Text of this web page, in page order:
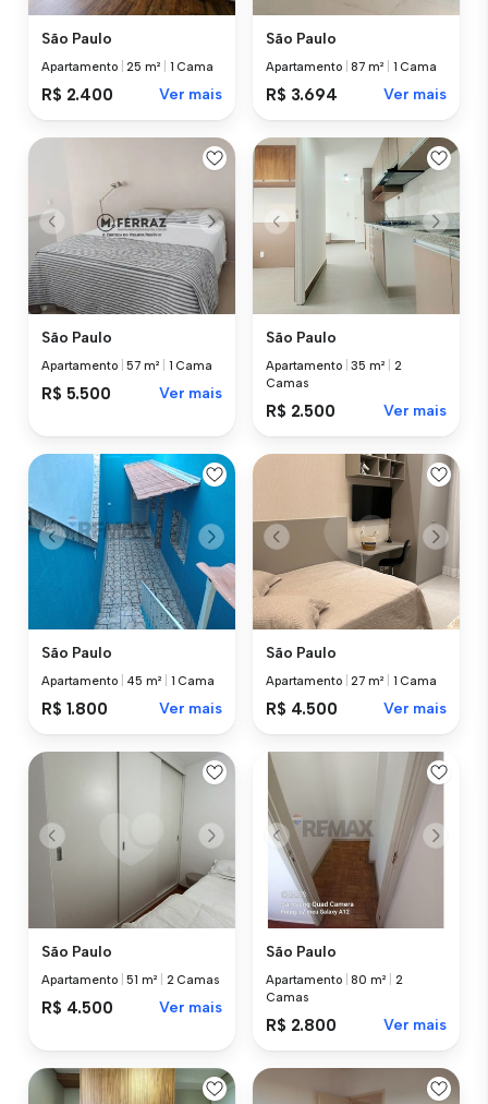
São Paulo
Apartamento |25 m² 1 Cama
R$ 2.400 Ver mais
São Paulo
Apartamento |87 m² 1 Cama
R$ 3.694 Ver mais
São Paulo
Apartamento |57 m² 1 Cama
R$ 5.500 Ver mais
São Paulo
Apartamento |35 m²
2
Camas
R$ 2.500 Ver mais
São Paulo
Apartamento 45 m² 1 Cama
R$ 1.800 Ver mais
São Paulo
Apartamento |27 m² 1 Cama
R$ 4.500 Ver mais
São Paulo
Apartamento |51 m² 2 Camas
R$ 4.500 Ver mais
São Paulo
Apartamento |80 m²
2
Camas
R$ 2.800 Ver mais